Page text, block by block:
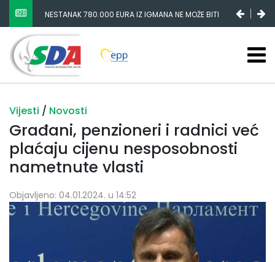
NESTANAK 780.000 EURA IZ IGMANA NE MOŽE BITI
SLUČAJNI PREVID, ODGOVORNOST MORAJU SNOSITI
VLADA FBIH I NJENI KADROVI
Vijesti / Novosti
Građani, penzioneri i radnici već
plaćaju cijenu nesposobnosti
nametnute vlasti
Objavljeno: 04.01.2024. u 14:52